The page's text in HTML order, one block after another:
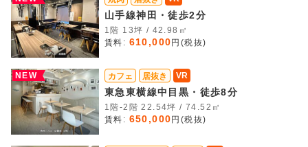
山手線神田・徒歩2分
1階 13坪 / 42.98㎡
賃料: 610,000 円(税抜)
NEW カフェ 居抜き VR
東急東横線中目黒・徒歩8分
1階-2階 22.54坪 / 74.52㎡
賃料: 650,000 円(税抜)